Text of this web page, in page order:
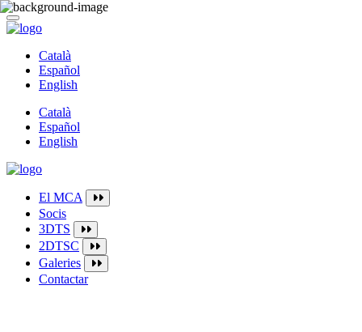
Català
Español
English
Català
Español
English
El MCA
Socis
3DTS
2DTSC
Galeries
Contactar